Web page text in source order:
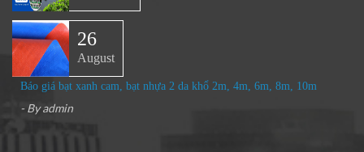
26
August
Báo giá bạt xanh cam, bạt nhựa 2 da khổ 2m, 4m, 6m, 8m, 10m
- Byadmin